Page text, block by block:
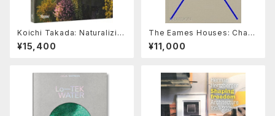
Koichi Takada: Naturalizin
g Architecture
¥15,400
The Eames Houses: Charl
es and Ray Eames Reside
ntial Architecture
¥11,000